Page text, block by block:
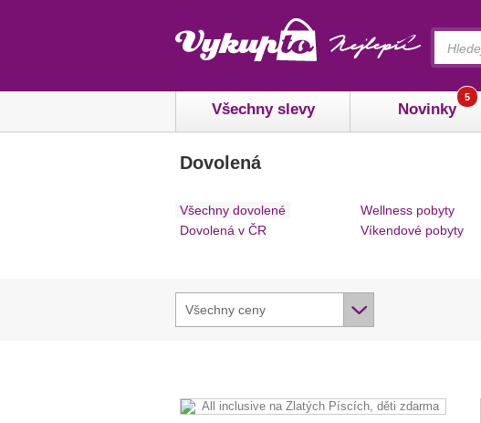
Všechny slevy Novinky
5
Dovolená
Všechny dovolené
Dovolená v ČR
Wellness pobyty
Víkendové pobyty
Všechny ceny